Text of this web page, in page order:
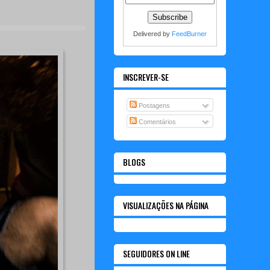
Delivered by FeedBurner
INSCREVER-SE
Postagens
Comentários
BLOGS
VISUALIZAÇÕES NA PÁGINA
SEGUIDORES ON LINE